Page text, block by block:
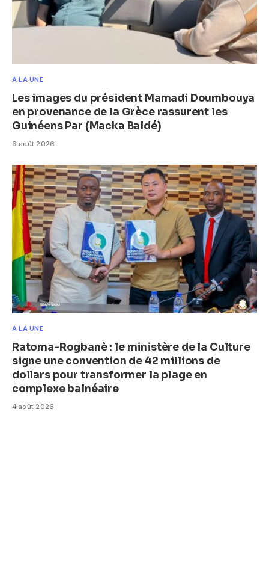
A LA UNE
Les images du président Mamadi Doumbouya
en provenance de la Grèce rassurent les
Guinéens Par (Macka Baldé)
6 août 2026
A LA UNE
Ratoma-Rogbanè : le ministère de la Culture
signe une convention de 42 millions de
dollars pour transformer la plage en
complexe balnéaire
4 août 2026